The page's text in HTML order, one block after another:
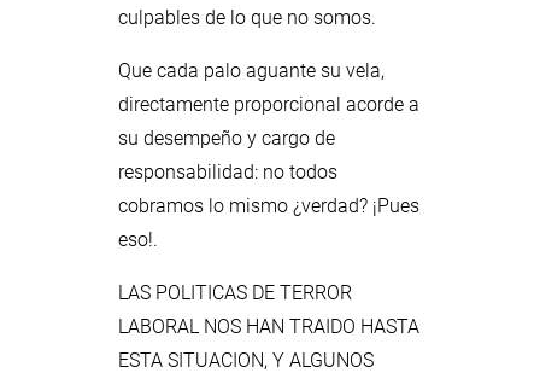
culpables de lo que no somos.
Que cada palo aguante su vela,
directamente proporcional acorde a
su desempeño y cargo de
responsabilidad: no todos
cobramos lo mismo ¿verdad? ¡Pues
eso!.
LAS POLITICAS DE TERROR
LABORAL NOS HAN TRAIDO HASTA
ESTA SITUACION, Y ALGUNOS